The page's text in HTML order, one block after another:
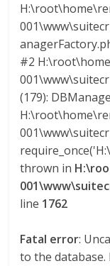
#2
(179):
thrown in
line 1762
Fatal error:
to the